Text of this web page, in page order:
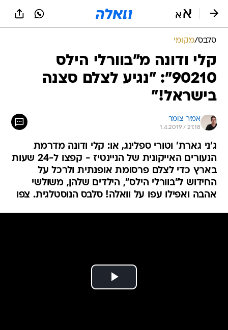
סלבס/מקומי
קלי ודונה מ"בוורלי הילס
90210": "נגיע לצלם סצנה
בישראל!"
אמיר צומר
1.4.2019 / 21:18
ג'ני גארת' וטורי ספלינג, או: קלי ודונה מדרמת
הנעורים האייקונית של הניינטיז - קפצו ל-24 שעות
בארץ כדי לצלם פרסומת אופנתית ולרכל על
החידוש ל"בוורלי הילס", הילדים שלהן, משולשי
אהבה ואפילו עפו על וואלה! סלבס הנוסטלגית. צפו